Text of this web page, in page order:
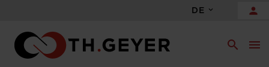
DE person
search menu